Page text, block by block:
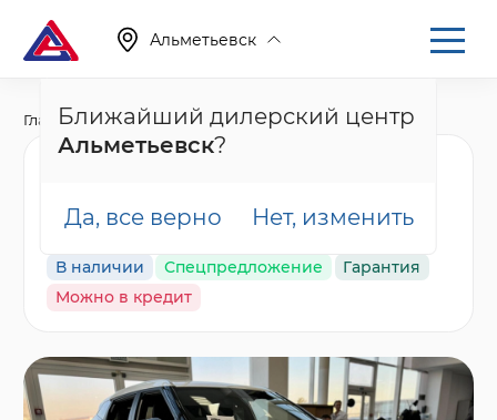
Альметьевск
Ближайший дилерский центр
Альметьевск?
Да, все верно Нет, изменить
Главная Каталог Новые автомобили Cityray
белый
В наличии Спецпредложение
Гарантия
Можно в кредит